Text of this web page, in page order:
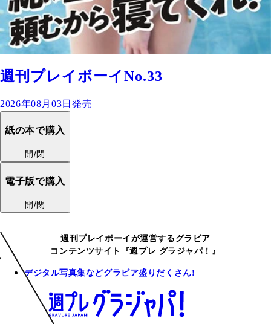
週刊プレイボーイNo.33
2026年08月03日発売
紙の本で購入
開/閉
電子版で購入
開/閉
週刊プレイボーイが運営するグラビア
コンテンツサイト『週プレ グラジャパ！』
デジタル写真集などグラビア盛りだくさん!